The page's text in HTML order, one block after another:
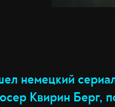
немецкий
Квирин Берг,